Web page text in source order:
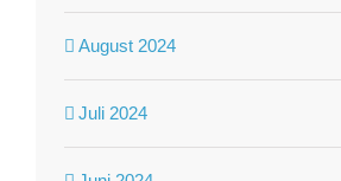
August 2024
Juli 2024